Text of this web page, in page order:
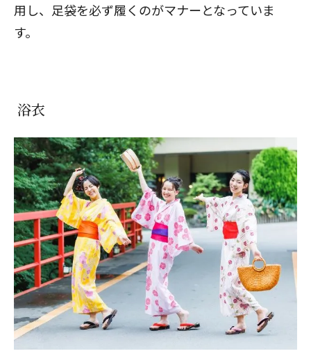
用し、足袋を必ず履くのがマナーとなっていま
す。
浴衣